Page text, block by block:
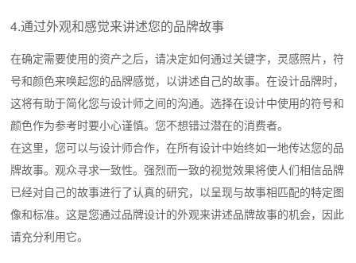
4.通过外观和感觉来讲述您的品牌故事
在确定需要使用的资产之后，请决定如何通过关键字，灵感照片，符
号和颜色来唤起您的品牌感觉，以讲述自己的故事。在设计品牌时，
这将有助于简化您与设计师之间的沟通。选择在设计中使用的符号和
颜色作为参考时要小心谨慎。您不想错过潜在的消费者。
在这里，您可以与设计师合作，在所有设计中始终如一地传达您的品
牌故事。观众寻求一致性。强烈而一致的视觉效果将使人们相信品牌
已经对自己的故事进行了认真的研究，以呈现与故事相匹配的特定图
像和标准。这是您通过品牌设计的外观来讲述品牌故事的机会，因此
请充分利用它。